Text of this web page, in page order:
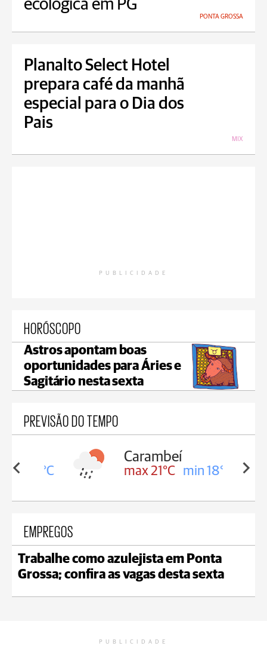
ecológica em PG
PONTA GROSSA
Planalto Select Hotel
prepara café da manhã
especial para o Dia dos
Pais
MIX
PUBLICIDADE
HORÓSCOPO
Astros apontam boas
oportunidades para Áries e
Sagitário nesta sexta
PREVISÃO DO TEMPO
18°C
Carambeí
max 21°C min 18°C
EMPREGOS
Trabalhe como azulejista em Ponta
Grossa; confira as vagas desta sexta
PUBLICIDADE